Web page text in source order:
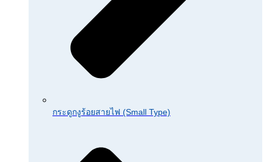
กระดูกงูร้อยสายไฟ (Small Type)